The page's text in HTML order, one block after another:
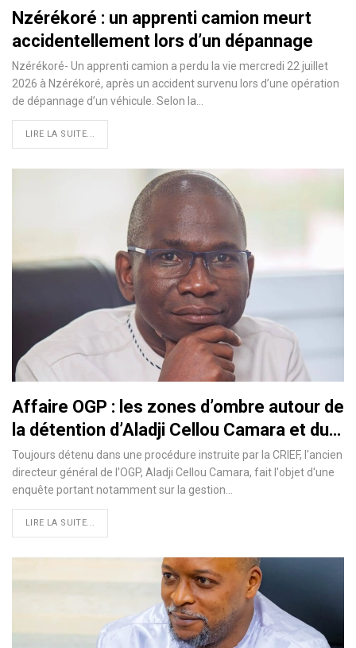
Nzérékoré : un apprenti camion meurt
accidentellement lors d’un dépannage
Nzérékoré- Un apprenti camion a perdu la vie mercredi 22 juillet
2026 à Nzérékoré, après un accident survenu lors d’une opération
de dépannage d’un véhicule. Selon la…
LIRE LA SUITE...
Affaire OGP : les zones d’ombre autour de
la détention d’Aladji Cellou Camara et du…
Toujours détenu dans une procédure instruite par la CRIEF, l'ancien
directeur général de l'OGP, Aladji Cellou Camara, fait l'objet d'une
enquête portant notamment sur la gestion…
LIRE LA SUITE...